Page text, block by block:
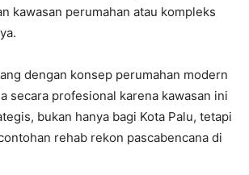
kawasan perumahan atau kompleks
dengan konsep perumahan modern
secara profesional karena kawasan ini
bukan hanya bagi Kota Palu, tetapi
rehab rekon pascabencana di